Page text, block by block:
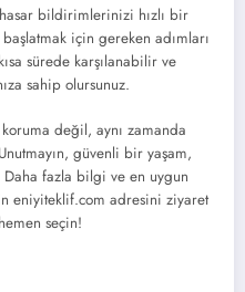
bildirimlerinizi hızlı bir
için gereken adımları
sürede karşılanabilir ve
sahip olursunuz.
değil, aynı zamanda
güvenli bir yaşam,
Daha fazla bilgi ve en uygun
eniyiteklif.com adresini ziyaret
seçin!